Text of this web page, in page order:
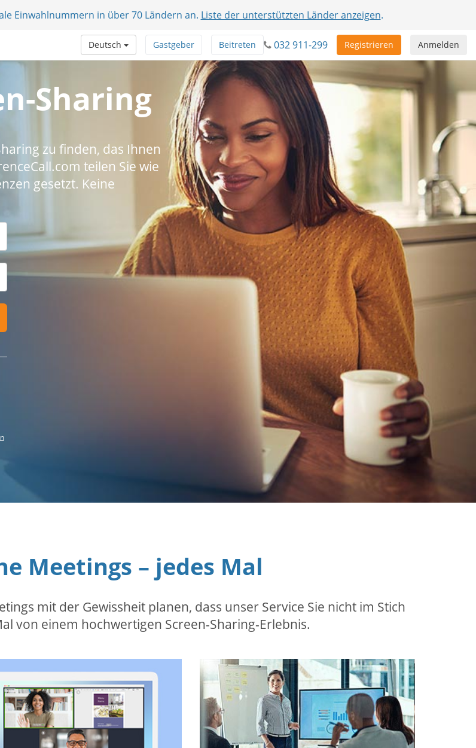
Einwahlnummern in über 70 Ländern an. Liste der unterstützten Länder anzeigen.
Anmelden
Registrieren
032 911-299
Beitreten
Gastgeber
Deutsch
Sharing
zu finden, das Ihnen
teilen Sie wie
gesetzt. Keine
Meetings – jedes Mal
mit der Gewissheit planen, dass unser Service Sie nicht im Stich
von einem hochwertigen Screen-Sharing-Erlebnis.